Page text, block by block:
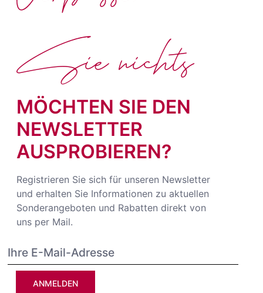
MÖCHTEN SIE DEN
NEWSLETTER
AUSPROBIEREN?
Registrieren Sie sich für unseren Newsletter
und erhalten Sie Informationen zu aktuellen
Sonderangeboten und Rabatten direkt von
uns per Mail.
ANMELDEN
Sie nichts